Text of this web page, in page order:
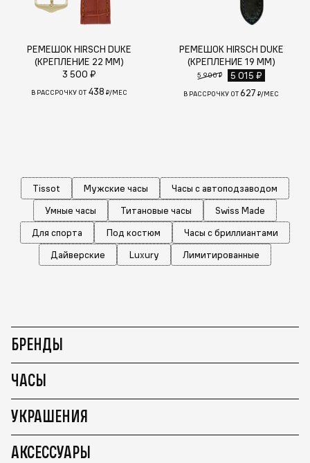
РЕМЕШОК HIRSCH DUKE
(КРЕПЛЕНИЕ 22 ММ)
3 500 ₽
В РАССРОЧКУ ОТ 438 ₽/МЕС
РЕМЕШОК HIRSCH DUKE
(КРЕПЛЕНИЕ 19 ММ)
5 900 ₽ 5 015 ₽
В РАССРОЧКУ ОТ627 ₽/МЕС
Tissot Мужские часы
Часы с автоподзаводом
Умные часы
Титановые часы
Swiss Made
Для спорта
Под костюм
Часы с бриллиантами
Дайверские
Luxury Лимитированные
БРЕНДЫ
ЧАСЫ
УКРАШЕНИЯ
АКСЕССУАРЫ